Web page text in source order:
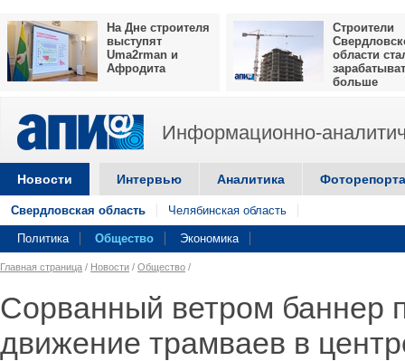
На Дне строителя
выступят
Uma2rman и
Афродита
Строители
области
больше
Информационно-
Новости Интервью Аналитика
Свердловская область Челябинская область
Политика Общество Экономика
Главная страница / Новости / Общество /
Сорванный ветром баннер
движение трамваев в